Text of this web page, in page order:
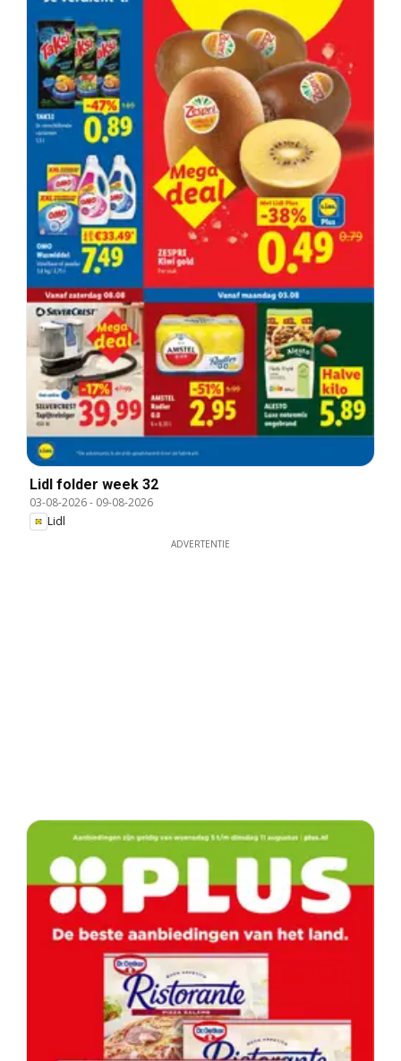
Lidl folder week 32
03-08-2026- 09-08-2026
Lidl
ADVERTENTIE